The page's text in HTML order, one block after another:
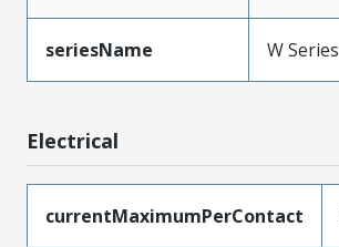
seriesName W Series
Electrical
currentMaximumPerContact